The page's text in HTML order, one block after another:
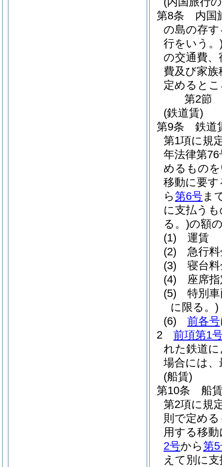
第8条
内国
の島の存
行をいう。
の交通費、
費及び家
定めると
第2節
(鉄道賃)
第9条
鉄道
第1項に規
年法律第76
めるもの
移動に要
ら第6号ま
に支払う
る。)の額
(1)
運賃
(2)
急行
(3)
寝台
(4)
座席
(5)
特別
に限る。)
(6)
前各号
2
前項第1
れた鉄道
場合には、
(船賃)
第10条
船
第2項に規
則で定め
用する移
2号から第
えて別に